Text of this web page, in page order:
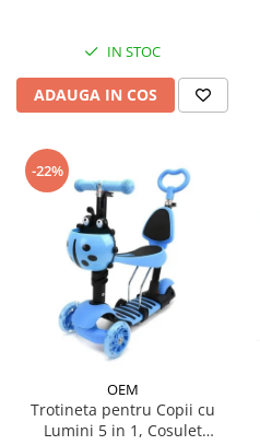
IN STOC
ADAUGA IN COS
-22%
OEM
Trotineta pentru Copii cu
Lumini 5 in 1, Cosulet